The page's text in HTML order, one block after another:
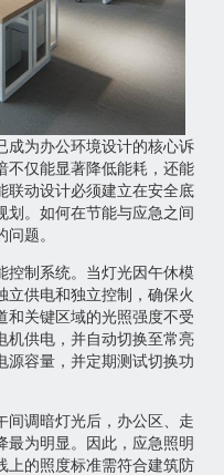
成为办公环境设计的核心诉
不仅能显著降低能耗，还能
联动设计必须建立在安全底
划。如何在节能与应急之间
题。
控制系统。当灯光因午休模
立供电和独立控制，确保火
和关键区域的光照强度不受
机供电，并自动切换至常亮
源容量，并定期测试切换功
间调暗灯光后，办公区、走
最为明显。因此，应急照明
上的照度标准需符合建筑防